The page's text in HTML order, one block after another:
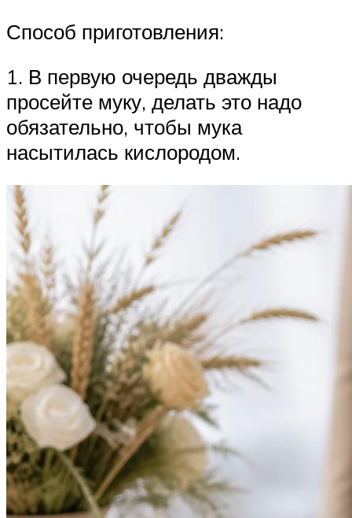
Способ приготовления:
1. В первую очередь дважды
просейте муку, делать это надо
обязательно, чтобы мука
насытилась кислородом.